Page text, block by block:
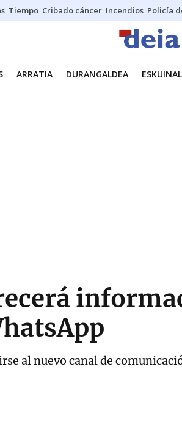
Tiempo Cribado cáncer Incendios Policía
ARRATIA DURANGALDEA
al nuevo canal de